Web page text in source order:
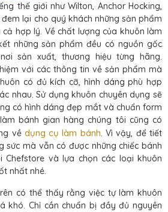
thế giới như Wilton, Anchor Hocking,
đem lại cho quý khách những sản phẩm
hợp lý. Về chất lượng của khuôn làm
những sản phẩm đều có nguồn gốc
sản xuất, thương hiệu từng hãng.
với các thông tin về sản phẩm mà
có đủ kích cỡ, hình dáng phù hợp
nhau. Sử dụng khuôn chuyên dụng sẽ
có hình dáng đẹp mắt và chuẩn form
bánh gian hàng chúng tôi cũng có
về dụng cụ làm bánh. Vì vậy, để tiết
sức mà vẫn có được những chiếc bánh
và lựa chọn các loại khuôn
nhất nhé.
có thể thấy rằng việc tự làm khuôn
khó. Chỉ cần chuẩn bị đầy đủ nguyên